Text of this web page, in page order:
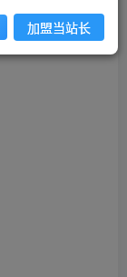
加盟当站长